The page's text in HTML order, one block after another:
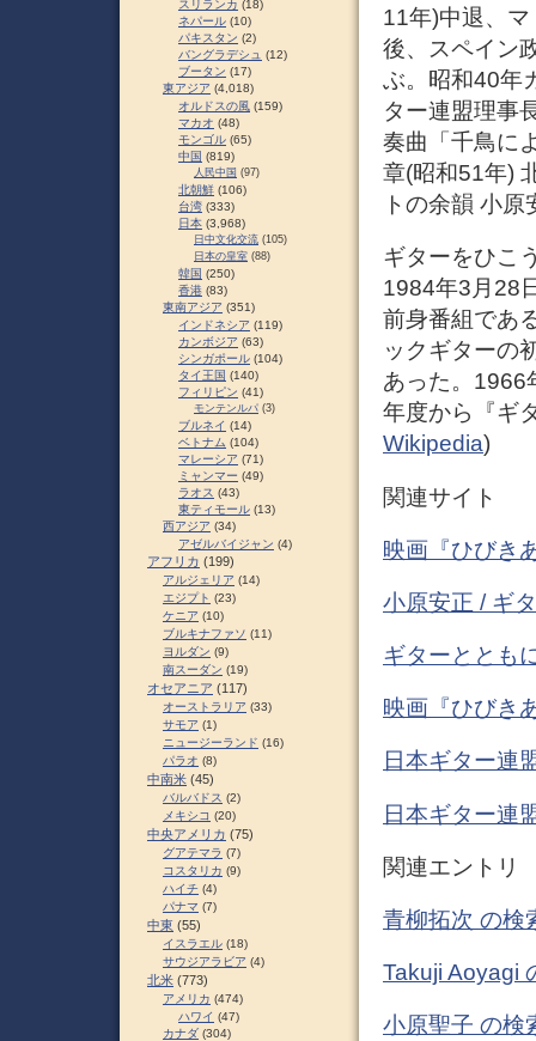
11年)中退、
後、スペイン
ぶ。昭和40年
ター連盟理事
奏曲「千鳥に
章(昭和51年)
トの余韻 小
ギターをひこ
1984年3月28
前身番組であ
ックギターの
あった。1966
年度から『ギ
Wikipedia)
関連サイト
映画『ひびき
小原安正 / ギ
ギターととも
映画『ひびき
日本ギター連
日本ギター連
関連エントリ
青柳拓次 の検
Takuji Aoyagi
小原聖子 の検
スリランカ (18)
ネパール (10)
パキスタン (2)
バングラデシュ (12)
ブータン (17)
東アジア (4,018)
オルドスの風 (159)
マカオ (48)
モンゴル (65)
中国 (819)
人民中国 (97)
北朝鮮 (106)
台湾 (333)
日本 (3,968)
日中文化交流 (105)
日本の皇室 (88)
韓国 (250)
香港 (83)
東南アジア (351)
インドネシア (119)
カンボジア (63)
シンガポール (104)
タイ王国 (140)
フィリピン (41)
モンテンルパ (3)
ブルネイ (14)
ベトナム (104)
マレーシア (71)
ミャンマー (49)
ラオス (43)
東ティモール (13)
西アジア (34)
アゼルバイジャン (4)
アフリカ (199)
アルジェリア (14)
エジプト (23)
ケニア (10)
ブルキナファソ (11)
ヨルダン (9)
南スーダン (19)
オセアニア (117)
オーストラリア (33)
サモア (1)
ニュージーランド (16)
パラオ (8)
中南米 (45)
バルバドス (2)
メキシコ (20)
中央アメリカ (75)
グアテマラ (7)
コスタリカ (9)
ハイチ (4)
パナマ (7)
中東 (55)
イスラエル (18)
サウジアラビア (4)
北米 (773)
アメリカ (474)
ハワイ (47)
カナダ (304)